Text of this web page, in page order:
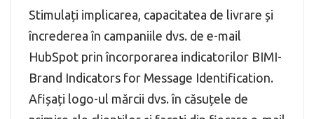
Stimulați implicarea, capacitatea de livrare și
încrederea în campaniile dvs. de e-mail
HubSpot prin încorporarea indicatorilor BIMI-
Brand Indicators for Message Identification.
Afișați logo-ul mărcii dvs. în căsuțele de